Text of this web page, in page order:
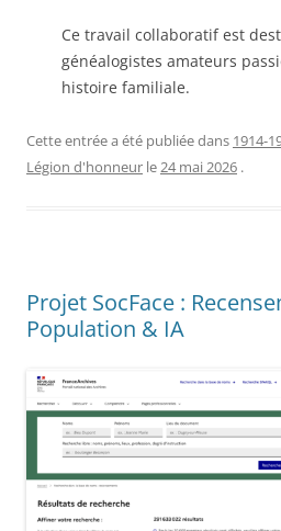
Ce travail collaboratif est
généalogistes amateurs
histoire familiale.
Cette entrée a été publiée dans 1914-
Légion d'honneur le24 mai 2026 .
Projet SocFace :
Population & IA